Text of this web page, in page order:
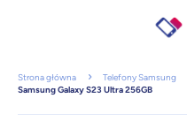
Strona główna Telefony Samsung
Samsung Galaxy S23 Ultra 256GB